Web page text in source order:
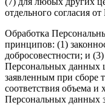
отдельного согласия от
Обработка
принципов: (1)
добросовестности; и
Персональных данных
заявленным при сборе
соответствия объема и
Персональных данных